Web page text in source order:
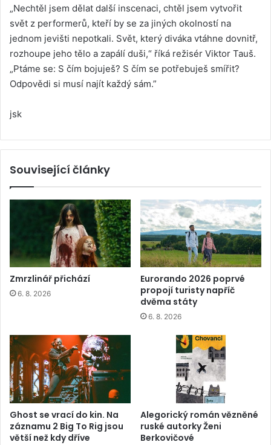
„Nechtěl jsem dělat další inscenaci, chtěl jsem vytvořit
svět z performerů, kteří by se za jiných okolností na
jednom jevišti nepotkali. Svět, který diváka vtáhne dovnitř,
rozhoupe jeho tělo a zapálí duši,“ říká režisér Viktor Tauš.
„Ptáme se: S čím bojuješ? S čím se potřebuješ smířit?
Odpovědi si musí najít každý sám.”
jsk
Související články
Zmrzlinář přichází
6. 8. 2026
Eurorando 2026 poprvé
propojí turisty napříč
dvěma státy
6. 8. 2026
Ghost se vrací do kin. Na
záznamu 2 Big To Rig jsou
větší než kdy dříve
Alegorický román vězněné
ruské autorky Ženi
Berkovičové